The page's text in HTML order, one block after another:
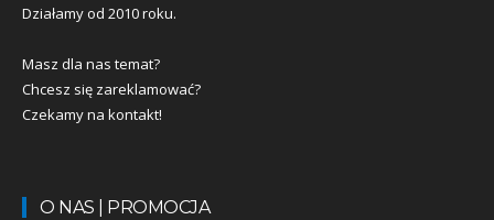
Działamy od 2010 roku.
Masz dla nas temat?
Chcesz się zareklamować?
Czekamy na kontakt!
O NAS | PROMOCJA